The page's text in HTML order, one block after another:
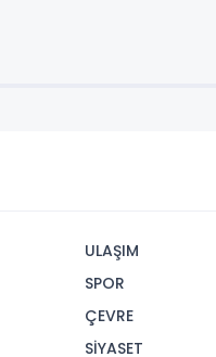
ULAŞIM
SPOR
ÇEVRE
SİYASET